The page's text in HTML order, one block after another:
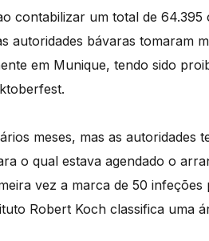
contabilizar um total de 64.395
autoridades bávaras tomaram
em Munique, tendo sido
meses, mas as autoridades
o qual estava agendado o
vez a marca de 50 infeções
Robert Koch classifica uma